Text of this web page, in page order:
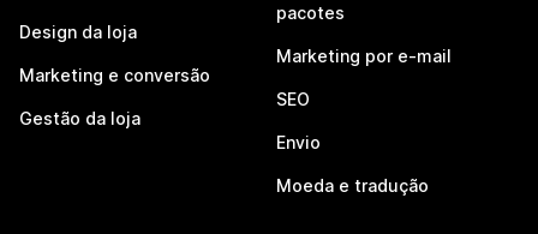
Design da loja
Marketing e conversão
Gestão da loja
pacotes
Marketing por e-mail
SEO
Envio
Moeda e tradução